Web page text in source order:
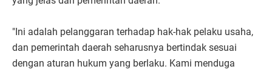
"Ini adalah pelanggaran terhadap hak-hak pelaku usaha,
dan pemerintah daerah seharusnya bertindak sesuai
dengan aturan hukum yang berlaku. Kami menduga